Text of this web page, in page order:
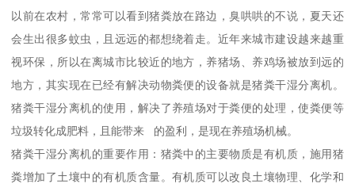
以前在农村，常常可以看到猪粪放在路边，臭哄哄的不说，夏天还
会生出很多蚊虫，且远远的都想绕着走。近年来城市建设越来越重
视环保，所以在离城市比较近的地方，养猪场、养鸡场被放到远的
地方，其实现在已经有解决动物粪便的设备就是猪粪干湿分离机。
猪粪干湿分离机的使用，解决了养殖场对于粪便的处理，使粪便等
垃圾转化成肥料，且能带来 的盈利，是现在养殖场机械。
猪粪干湿分离机的重要作用：猪粪中的主要物质是有机质，施用猪
粪增加了土壤中的有机质含量。有机质可以改良土壤物理、化学和